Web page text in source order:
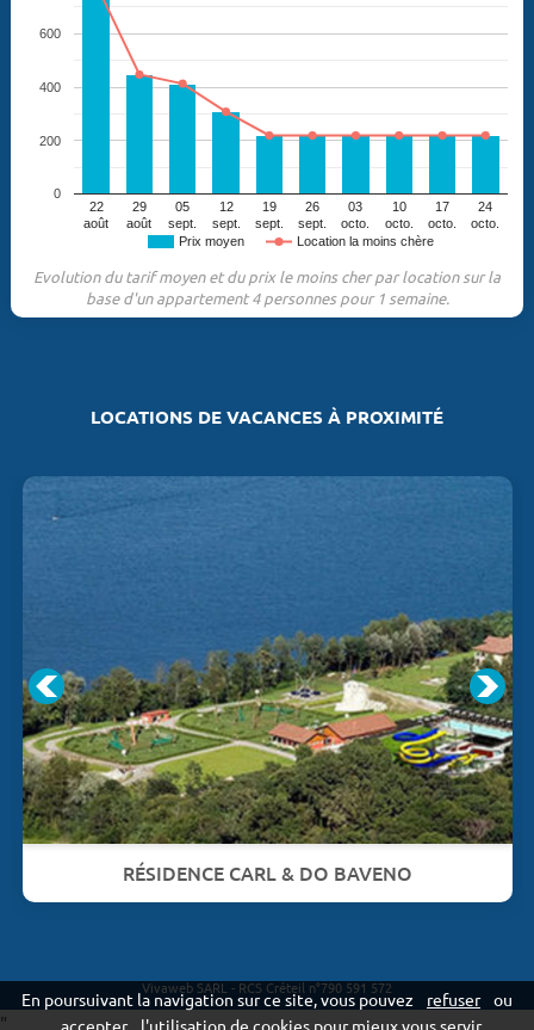
Prix moyen Location la moins chère
22
août
29
août
05
sept.
12
sept.
19
sept.
26
sept.
03
octo.
10
octo.
17
octo.
24
octo.
0
200
400
600
Evolution du tarif moyen et du prix le moins cher par location sur la
base d'un appartement 4 personnes pour 1 semaine.
LOCATIONS DE VACANCES À PROXIMITÉ
RÉSIDENCE CARL & DO BAVENO
Vivaweb SARL - RCS Créteil n°790 591 572
En poursuivant la navigation sur ce site, vous pouvez refuser
ou
accepter
l'utilisation de cookies pour mieux vous servir.
"